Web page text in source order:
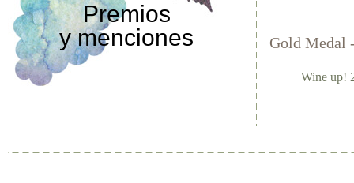
Premios
y menciones
Gold Medal
Wine up!